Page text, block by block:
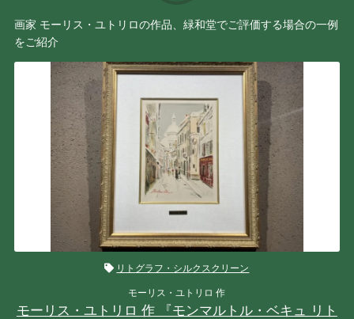
画家 モーリス・ユトリロの作品、緑和堂でご評価する場合の一例
をご紹介
リトグラフ・シルクスクリーン
モーリス・ユトリロ 作
モーリス・ユトリロ 作 『モンマルトル・ベキュ リト